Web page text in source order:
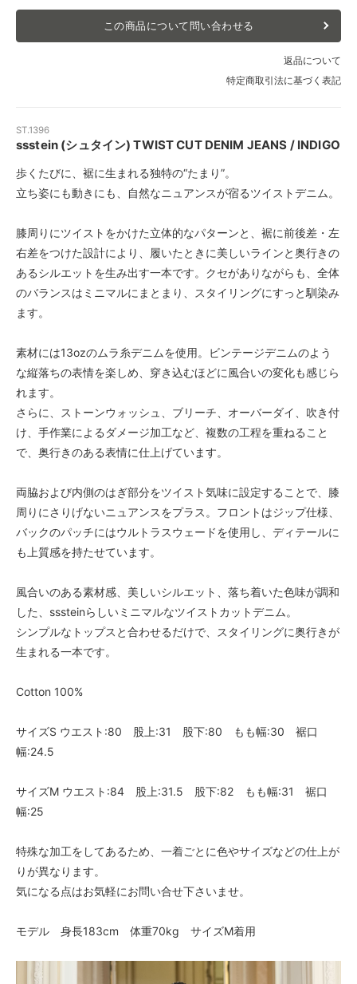
この商品について問い合わせる
返品について
特定商取引法に基づく表記
ST.1396
ssstein (シュタイン) TWIST CUT DENIM JEANS / INDIGO
歩くたびに、裾に生まれる独特の“たまり”。
立ち姿にも動きにも、自然なニュアンスが宿るツイストデニム。
膝周りにツイストをかけた立体的なパターンと、裾に前後差・左
右差をつけた設計により、履いたときに美しいラインと奥行きの
あるシルエットを生み出す一本です。クセがありながらも、全体
のバランスはミニマルにまとまり、スタイリングにすっと馴染み
ます。
素材には13ozのムラ糸デニムを使用。ビンテージデニムのよう
な縦落ちの表情を楽しめ、穿き込むほどに風合いの変化も感じら
れます。
さらに、ストーンウォッシュ、ブリーチ、オーバーダイ、吹き付
け、手作業によるダメージ加工など、複数の工程を重ねること
で、奥行きのある表情に仕上げています。
両脇および内側のはぎ部分をツイスト気味に設定することで、膝
周りにさりげないニュアンスをプラス。フロントはジップ仕様、
バックのパッチにはウルトラスウェードを使用し、ディテールに
も上質感を持たせています。
風合いのある素材感、美しいシルエット、落ち着いた色味が調和
した、sssteinらしいミニマルなツイストカットデニム。
シンプルなトップスと合わせるだけで、スタイリングに奥行きが
生まれる一本です。
Cotton 100%
サイズS ウエスト:80 股上:31 股下:80 もも幅:30 裾口
幅:24.5
サイズM ウエスト:84 股上:31.5 股下:82 もも幅:31 裾口
幅:25
特殊な加工をしてあるため、一着ごとに色やサイズなどの仕上が
りが異なります。
気になる点はお気軽にお問い合せ下さいませ。
モデル 身長183cm 体重70kg サイズM着用